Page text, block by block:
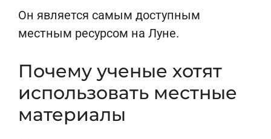
Он является самым доступным
местным ресурсом на Луне.
Почему ученые хотят
использовать местные
материалы